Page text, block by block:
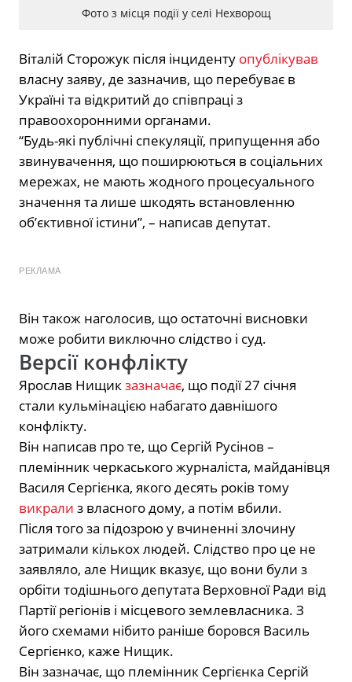
Фото з місця події у селі Нехворощ
Віталій Сторожук після інциденту опублікував
власну заяву, де зазначив, що перебуває в
Україні та відкритий до співпраці з
правоохоронними органами.
“Будь-які публічні спекуляції, припущення або
звинувачення, що поширюються в соціальних
мережах, не мають жодного процесуального
значення та лише шкодять встановленню
об’єктивної істини”, – написав депутат.
РЕКЛАМА
Він також наголосив, що остаточні висновки
може робити виключно слідство і суд.
Версії конфлікту
Ярослав Нищикзазначає, що події 27 січня
стали кульмінацією набагато давнішого
конфлікту.
Він написав про те, що Сергій Русінов –
племінник черкаського журналіста, майданівця
Василя Сергієнка, якого десять років тому
викрали з власного дому, а потім вбили.
Після того за підозрою у вчиненні злочину
затримали кількох людей. Слідство про це не
заявляло, але Нищик вказує, що вони були з
орбіти тодішнього депутата Верховної Ради від
Партії регіонів і місцевого землевласника. З
його схемами нібито раніше боровся Василь
Сергієнко, каже Нищик.
Він зазначає, що племінник Сергієнка Сергій